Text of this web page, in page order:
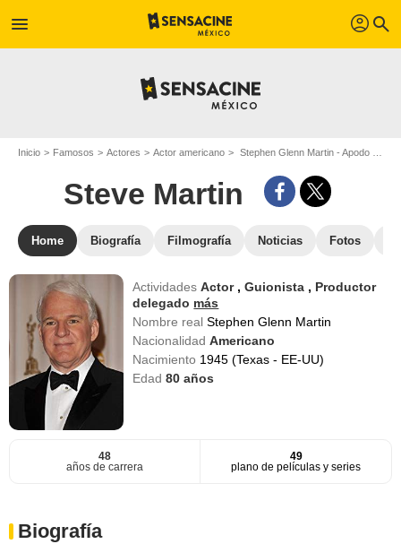
menu profil search
Inicio Famosos Actores Actor americano Stephen Glenn Martin - Apodo : Steve Martin
Steve Martin
Home Biografía Filmografía Noticias Fotos
ActividadesActor ,Guionista , Productor
delegado más
Nombre realStephen Glenn Martin
NacionalidadAmericano
Nacimiento 1945 (Texas - EE-UU)
Edad80 años
48
años de carrera
49
plano de películas y series
Biografía